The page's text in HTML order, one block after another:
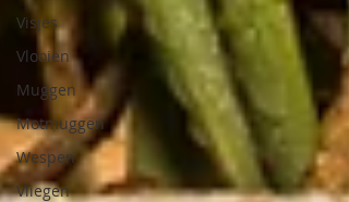
Visjes
Vlooien
Muggen
Motmuggen
Wespen
Vliegen